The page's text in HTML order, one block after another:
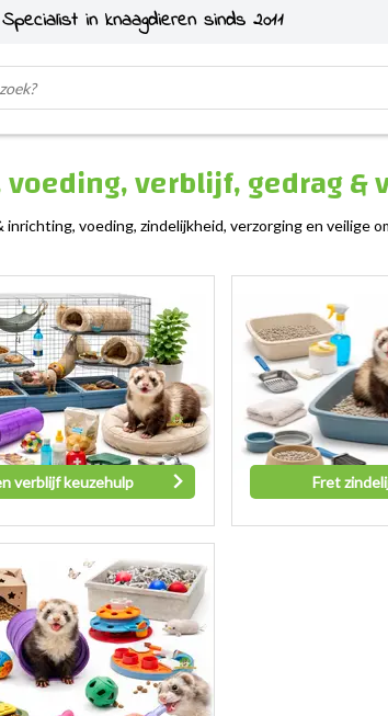
Specialist in knaagdieren sinds 2011
verblijf, gedrag &
voeding, zindelijkheid, verzorging en veilige
verblijf keuzehulp Fret